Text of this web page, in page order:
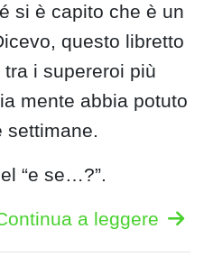
si è capito che è un
questo libretto
i supereroi più
mente abbia potuto
settimane.
“e se…?”.
a leggere